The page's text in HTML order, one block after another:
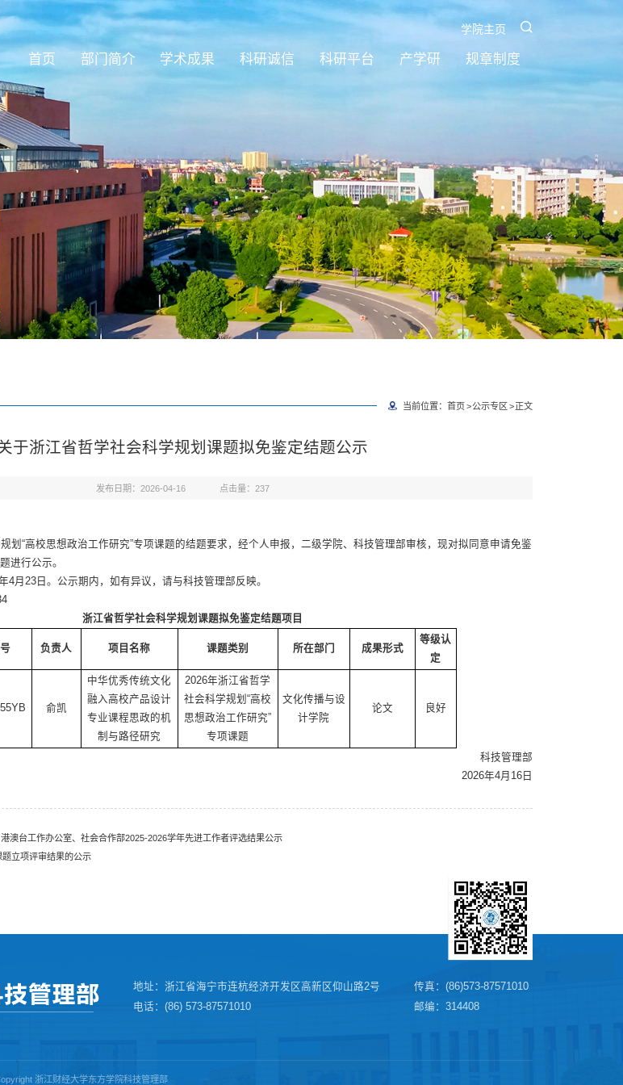
学院主页
首页 部门简介 学术成果 科研诚信 科研平台 产学研 规章制度
当前位置：首页>公示专区>正文
于浙江省哲学社会科学规划课题拟免鉴定结题公示
发布日期：2026-04-16 点击量： 237
划“高校思想政治工作研究”专项课题的结题要求，经个人申报，二级学院、科技管理部审核，现对拟同意申请免鉴
进行公示。
4月23日。公示期内，如有异议，请与科技管理部反映。
浙江省哲学社会科学规划课题拟免鉴定结题项目
负责人 项目名称 课题类别 所在部门 成果形式
等级认
定
俞凯
中华优秀传统文化
融入高校产品设计
专业课程思政的机
制与路径研究
2026年浙江省哲学
社会科学规划“高校
思想政治工作研究”
专项课题
文化传播与设
计学院
论文 良好
科技管理部
2026年4月16日
澳台工作办公室、社会合作部2025-2026学年先进工作者评选结果公示
立项评审结果的公示
地址：浙江省海宁市连杭经济开发区高新区仰山路2号
电话：(86) 573-87571010
传真：(86)573-87571010
邮编：314408
浙江财经大学东方学院科技管理部